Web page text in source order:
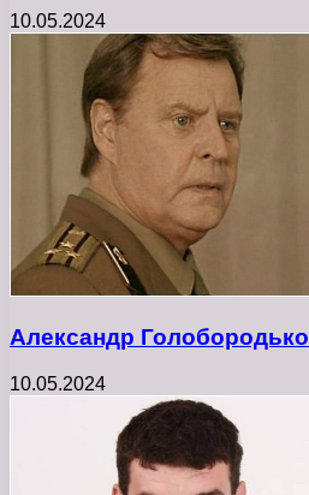
10.05.2024
Александр Голобородько
10.05.2024